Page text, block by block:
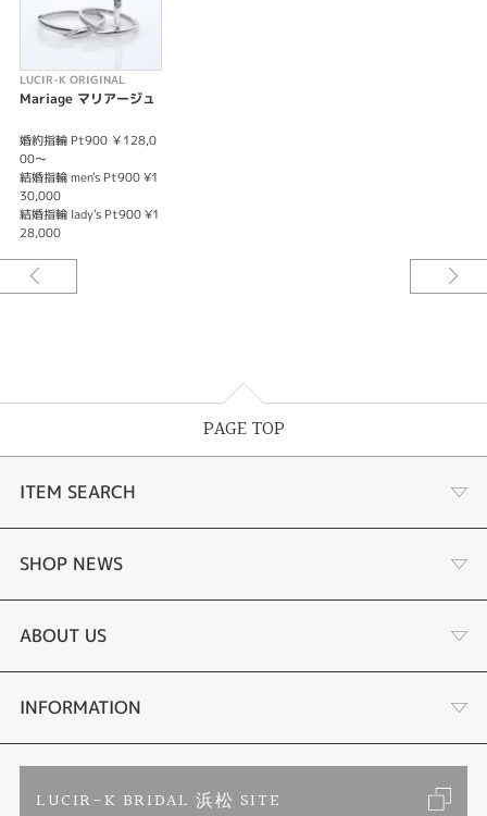
LUCIR-K ORIGINAL
Mariage マリアージュ
婚約指輪 Pt900 ￥128,0
00～
結婚指輪 men's Pt900 ¥1
30,000
結婚指輪 lady's Pt900 ¥1
28,000
PAGE TOP
ITEM SEARCH
あこや真珠
黒蝶真珠
時計
色石
SHOP NEWS
個性溢れる色石の魅力
YouTube ルシルケイチャンネル
ブライダルリングサイト
ABOUT US
店舗情報・会社概要
INFORMATION
LUCIR-K BRIDAL 浜松 SITE